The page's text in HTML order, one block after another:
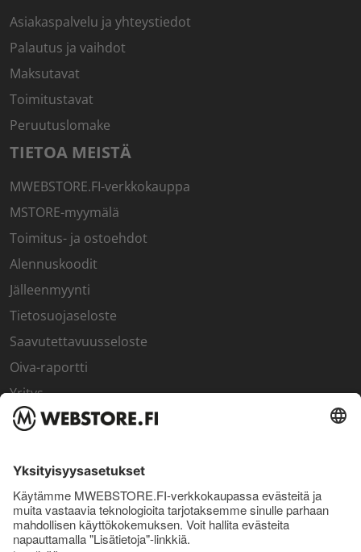
Asiakaspalvelu ja yhteystiedot
Palautus ja vaihdot
Maksutavat
Toimitustavat
Peruutuslomake
TIETOA MEISTÄ
MWEBSTORE.FI-verkkokauppa
MSTORE-myymälä
Toimitus- ja ostoehdot
Alennuskoodit
Jälleenmyynti
Tietosuojaseloste
Saavutettavuusseloste
Oiva-raportti
Yritys
SISÄPIIRI
Sisäpiirin bonusohjelma
Uutiskirje
Uutiset ja artikkelit